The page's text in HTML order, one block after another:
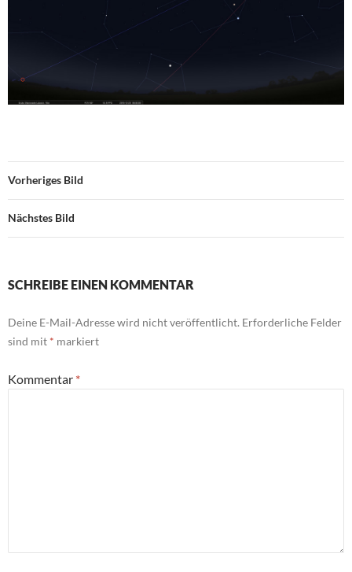
Vorheriges Bild
Nächstes Bild
SCHREIBE EINEN KOMMENTAR
Deine E-Mail-Adresse wird nicht veröffentlicht. Erforderliche Felder
sind mit * markiert
Kommentar *